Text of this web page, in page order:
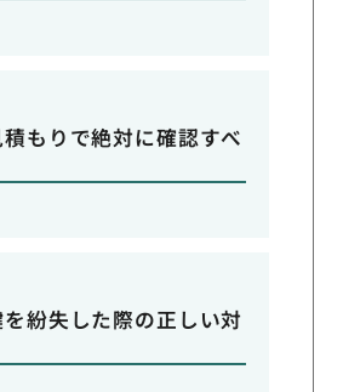
もりで絶対に確認すべ
紛失した際の正しい対